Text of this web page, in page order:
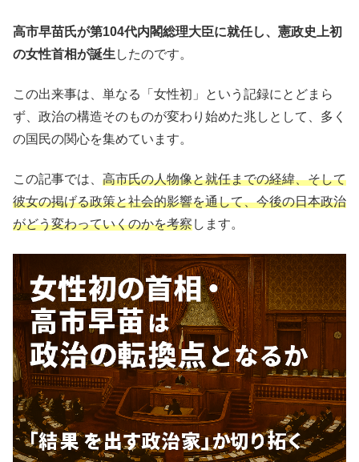
高市早苗氏が第104代内閣総理大臣に就任し、憲政史上初
の女性首相が誕生 したのです。
この出来事は、単なる「女性初」という記録にとどまら
ず、政治の構造そのものが変わり始めた兆しとして、多く
の国民の関心を集めています。
この記事では、 高市氏の人物像と就任までの経緯、そして
彼女の掲げる政策と社会的影響を通して、今後の日本政治
がどう変わっていくのかを考察します。